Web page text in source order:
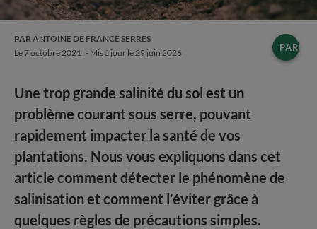
PAR ANTOINE DE FRANCE SERRES
Le 7 octobre 2021 - Mis à jour le 29 juin 2026
Une trop grande salinité du sol est un
problème courant sous serre, pouvant
rapidement impacter la santé de vos
plantations. Nous vous expliquons dans cet
article comment détecter le phénomène de
salinisation et comment l’éviter grâce à
quelques règles de précautions simples.